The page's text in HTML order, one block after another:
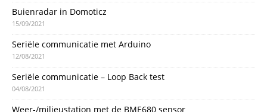
Buienradar in Domoticz
15/09/2021
Seriële communicatie met Arduino
12/08/2021
Seriële communicatie – Loop Back test
04/08/2021
Weer-/milieustation met de BME680 sensor